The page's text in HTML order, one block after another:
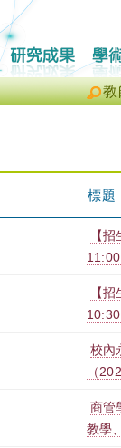
教
標題
【
【
校內
（
商管
教學